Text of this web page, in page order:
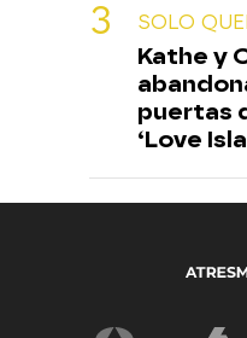
SOLO
Kathe y
puertas
‘Love